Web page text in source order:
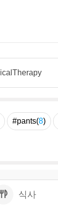
#pants(8)
식사